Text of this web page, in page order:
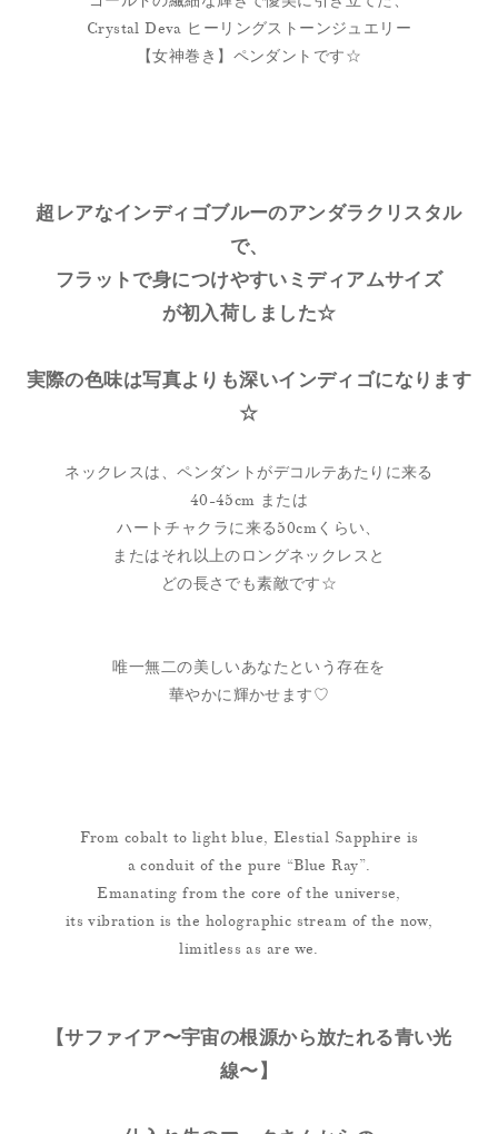
Crystal Deva ヒーリングストーンジュエリー
【女神巻き】ペンダントです☆
超レアなインディゴブルーのアンダラクリスタル
で、
フラットで身につけやすいミディアムサイズ
が初入荷しました☆
実際の色味は写真よりも深いインディゴになります
☆
ネックレスは、ペンダントがデコルテあたりに来る
40-45cm または
ハートチャクラに来る50cmくらい、
またはそれ以上のロングネックレスと
どの長さでも素敵です☆
唯一無二の美しいあなたという存在を
華やかに輝かせます♡
From cobalt to light blue, Elestial Sapphire is
a conduit of the pure “Blue Ray”.
Emanating from the core of the universe,
its vibration is the holographic stream of the now,
limitless as are we.
【サファイア〜宇宙の根源から放たれる青い光
線〜】